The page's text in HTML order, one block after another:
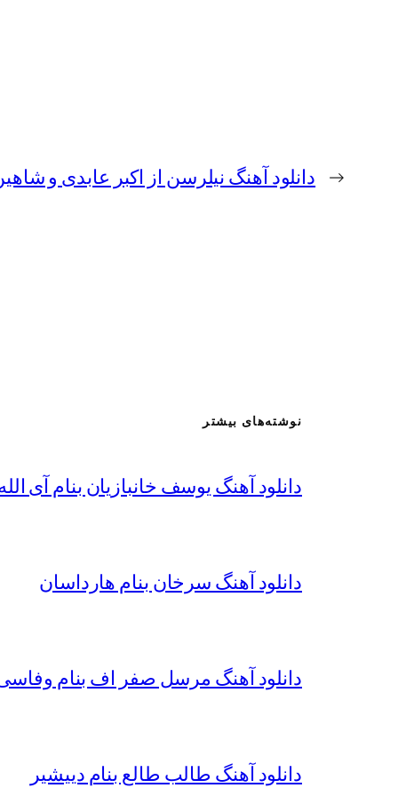
← دانلود آهنگ نیلرسن از اکبر عابدی و
نوشته‌های بیشتر
دانلود آهنگ یوسف خانبازیان بنام آی
دانلود آهنگ سرخان بنام هارداسان
دانلود آهنگ مرسل صفر اف بنام
دانلود آهنگ طالب طالع بنام دییشیر